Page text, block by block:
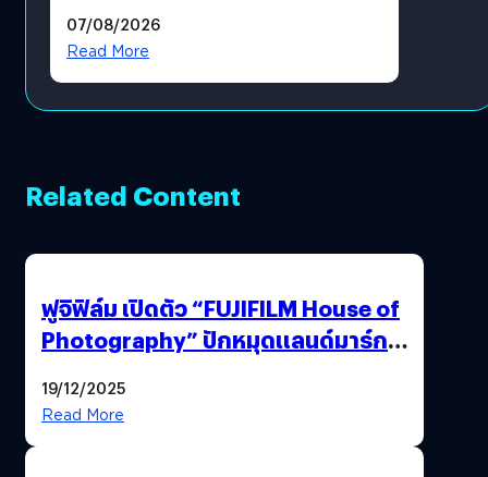
โดยตรง
07/08/2026
Read More
Related Content
ฟูจิฟิล์ม เปิดตัว “FUJIFILM House of
Photography” ปักหมุดแลนด์มาร์ก
19/12/2025
Read More